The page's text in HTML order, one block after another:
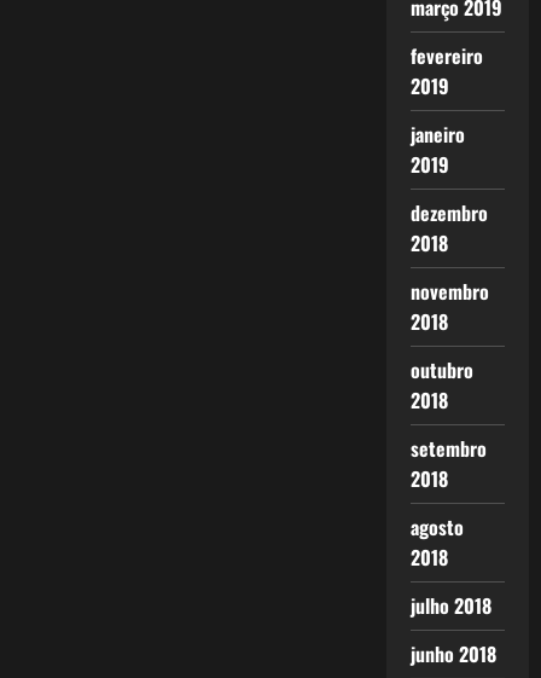
março 2019
fevereiro
2019
janeiro
2019
dezembro
2018
novembro
2018
outubro
2018
setembro
2018
agosto
2018
julho 2018
junho 2018